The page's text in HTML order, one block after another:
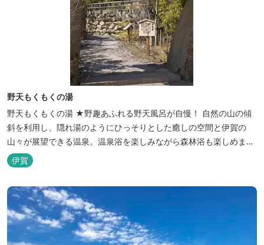
野天もくもくの湯
野天もくもくの湯 ★野趣あふれる野天風呂が自慢！ 自然の山の傾
斜を利用し、隠れ湯のようにひっそりとした癒しの空間と伊賀の
山々が展望できる温泉。温泉浴を楽しみながら森林浴も楽しめま
す。一枚岩をくり貫いてつくった湯船もあり、風情ある空間が魅力
です。 ★源泉100％の野天風呂 源泉100％の野天風呂が2つあり、
くりとゆ...
伊賀